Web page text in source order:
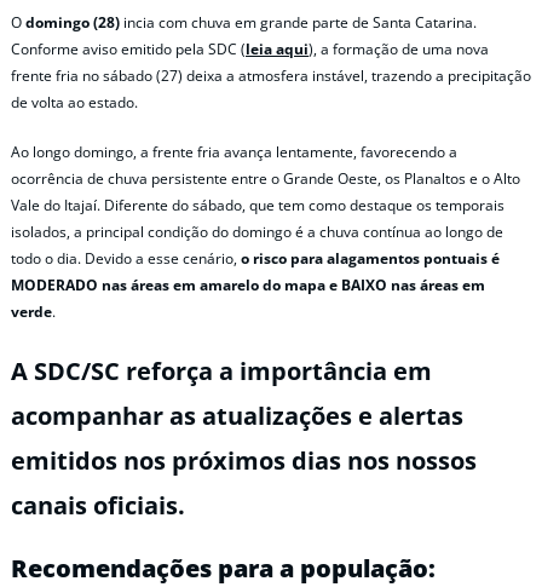
Odomingo (28) incia com chuva em grande parte de Santa Catarina.
Conforme aviso emitido pela SDC (leia aqui), a formação de uma nova
frente fria no sábado (27) deixa a atmosfera instável, trazendo a precipitação
de volta ao estado.
Ao longo domingo, a frente fria avança lentamente, favorecendo a
ocorrência de chuva persistente entre o Grande Oeste, os Planaltos e o Alto
Vale do Itajaí. Diferente do sábado, que tem como destaque os temporais
isolados, a principal condição do domingo é a chuva contínua ao longo de
todo o dia. Devido a esse cenário,o risco para alagamentos pontuais é
MODERADO nas áreas em amarelo do mapa e BAIXO nas áreas em
verde.
A SDC/SC reforça a importância em
acompanhar as atualizações e alertas
emitidos nos próximos dias nos nossos
canais oficiais.
Recomendações para a população: